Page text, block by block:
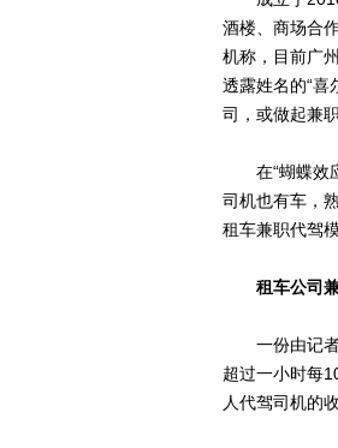
酒楼、商场合
机称，目前广
透露姓名的“喜
司，或做起兼
在“蝴蝶效应
司机也有车，
租车兼职代驾
租车公司
一份由记者
超过一小时每
人代驾司机的